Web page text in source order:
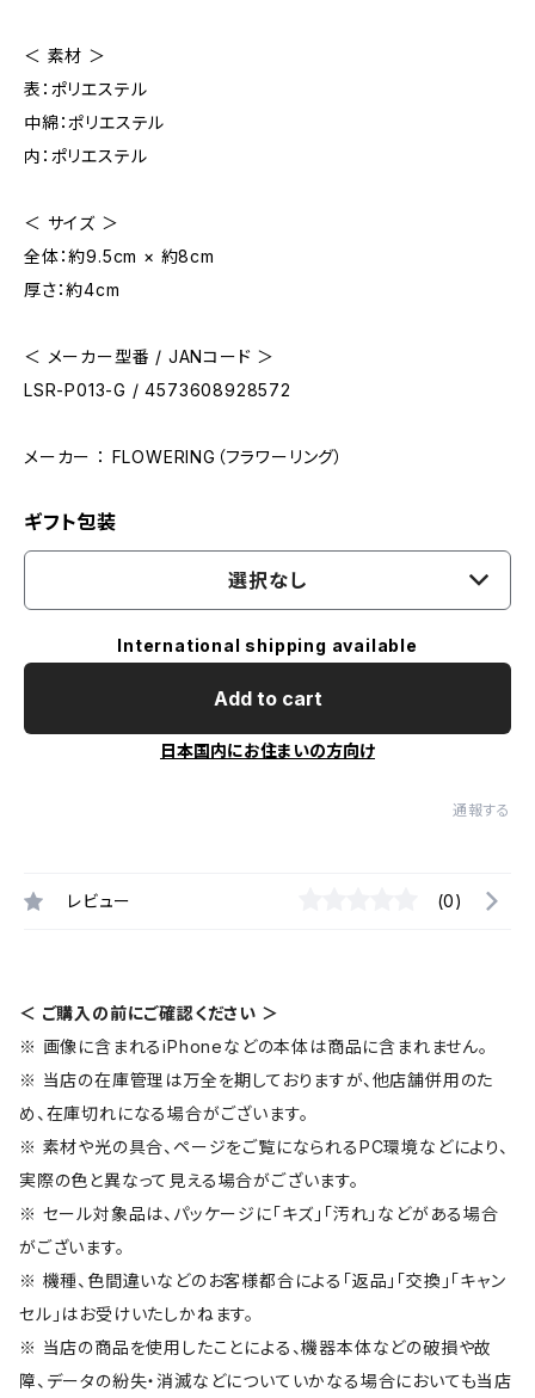
＜ 素材 ＞
表：ポリエステル
中綿：ポリエステル
内：ポリエステル
＜ サイズ ＞
全体：約9.5cm × 約8cm
厚さ：約4cm
＜ メーカー型番 / JANコード ＞
LSR-P013-G / 4573608928572
メーカー ： FLOWERING（フラワーリング）
ギフト包装
選択なし
International shipping available
Add to cart
日本国内にお住まいの方向け
通報する
レビュー (0)
＜ ご購入の前にご確認ください ＞
※ 画像に含まれるiPhoneなどの本体は商品に含まれません。
※ 当店の在庫管理は万全を期しておりますが、他店舗併用のた
め、在庫切れになる場合がございます。
※ 素材や光の具合、ページをご覧になられるPC環境などにより、
実際の色と異なって見える場合がございます。
※ セール対象品は、パッケージに「キズ」「汚れ」などがある場合
がございます。
※ 機種、色間違いなどのお客様都合による「返品」「交換」「キャン
セル」はお受けいたしかねます。
※ 当店の商品を使用したことによる、機器本体などの破損や故
障、データの紛失・消滅などについていかなる場合においても当店